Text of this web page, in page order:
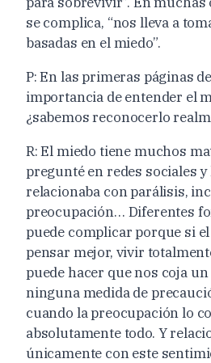
se complica, “nos lleva a
basadas en el miedo”.
P: En las primeras páginas
importancia de entender el
¿sabemos reconocerlo
R: El miedo tiene muchos
pregunté en redes sociales y
relacionaba con parálisis,
preocupación… Diferentes
puede complicar porque si
pensar mejor, vivir
puede hacer que nos coja
ninguna medida de
cuando la preocupación lo
absolutamente todo. Y
únicamente con este